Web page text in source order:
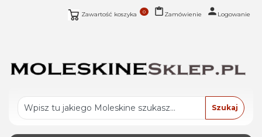
Zawartość koszyka 0 Zamówienie Logowanie